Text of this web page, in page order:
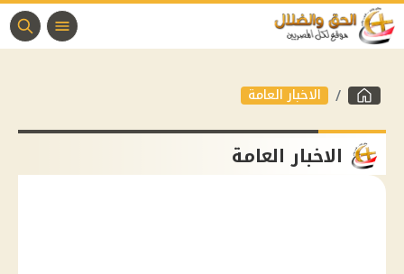
الاخبار العامة
الاخبار العامة